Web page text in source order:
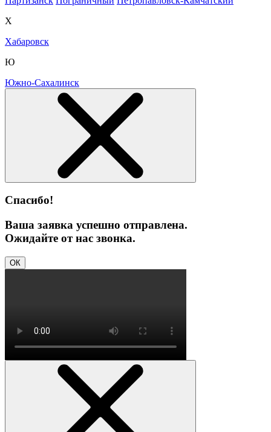
Х
Хабаровск
Ю
Южно-Сахалинск
Спасибо!
Ваша заявка успешно отправлена.
Ожидайте от нас звонка.
ОК